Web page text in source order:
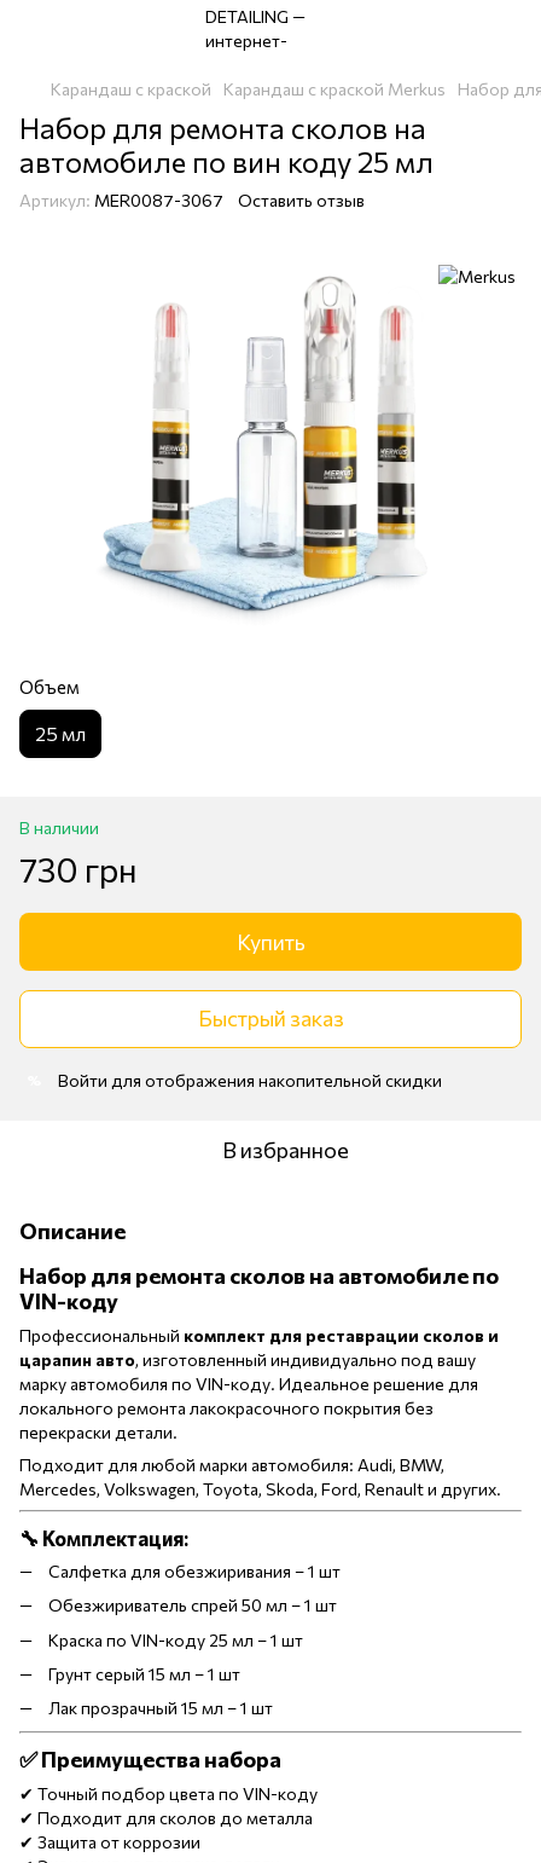
Карандаш с краской Карандаш с краской Merkus Набор
Набор для ремонта сколов на
автомобиле по вин коду 25 мл
Артикул: MER0087-3067 Оставить отзыв
Объем
25 мл
В наличии
730 грн
Купить
Быстрый заказ
Войти для отображения накопительной скидки
В избранное
Описание
Набор для ремонта сколов на автомобиле по
VIN-коду
Профессиональный комплект для реставрации сколов и
царапин авто, изготовленный индивидуально под вашу
марку автомобиля по VIN-коду. Идеальное решение для
локального ремонта лакокрасочного покрытия без
перекраски детали.
Подходит для любой марки автомобиля: Audi, BMW,
Mercedes, Volkswagen, Toyota, Skoda, Ford, Renault и других.
🔧 Комплектация:
Салфетка для обезжиривания – 1 шт
Обезжириватель спрей 50 мл – 1 шт
Краска по VIN-коду 25 мл – 1 шт
Грунт серый 15 мл – 1 шт
Лак прозрачный 15 мл – 1 шт
✅ Преимущества набора
✔ Точный подбор цвета по VIN-коду
✔ Подходит для сколов до металла
✔ Защита от коррозии